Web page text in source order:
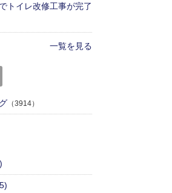
トイレ改修工事が完了
一覧を見る
（3914）